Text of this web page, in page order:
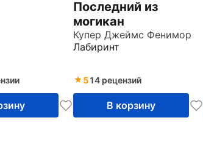
Последний из
могикан
Купер Джеймс Фенимор
Лабиринт
514 рецензий
В корзину